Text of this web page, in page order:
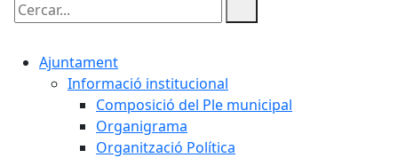
Cercar:
Ajuntament
Informació institucional
Composició del Ple municipal
Organigrama
Organització Política